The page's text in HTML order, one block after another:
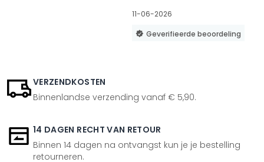
11-06-2026
Geverifieerde beoordeling
VERZENDKOSTEN
Binnenlandse verzending vanaf € 5,90.
14 DAGEN RECHT VAN RETOUR
Binnen 14 dagen na ontvangst kun je je bestelling
retourneren.